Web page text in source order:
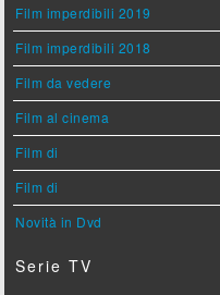
Film imperdibili 2019
Film imperdibili 2018
Film da vedere
Film al cinema
Film di
Film di
Novità in Dvd
Serie TV